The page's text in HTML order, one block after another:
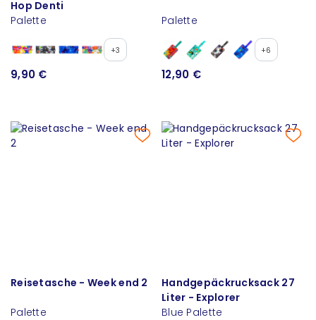
Hop Denti
Palette
+3
9,90 €
Palette
+6
12,90 €
Reisetasche - Week end 2
Palette
Handgepäckrucksack 27
Liter - Explorer
Blue Palette